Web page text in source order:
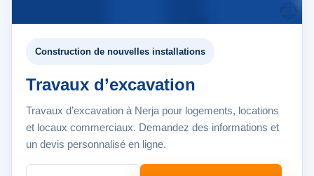
Construction de nouvelles installations
Travaux d’excavation
Travaux d’excavation à Nerja pour logements, locations
et locaux commerciaux. Demandez des informations et
un devis personnalisé en ligne.